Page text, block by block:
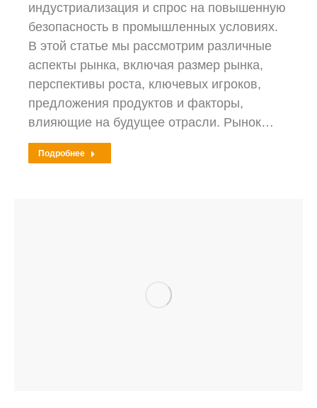
индустриализация и спрос на повышенную
безопасность в промышленных условиях.
В этой статье мы рассмотрим различные
аспекты рынка, включая размер рынка,
перспективы роста, ключевых игроков,
предложения продуктов и факторы,
влияющие на будущее отрасли. Рынок…
Подробнее